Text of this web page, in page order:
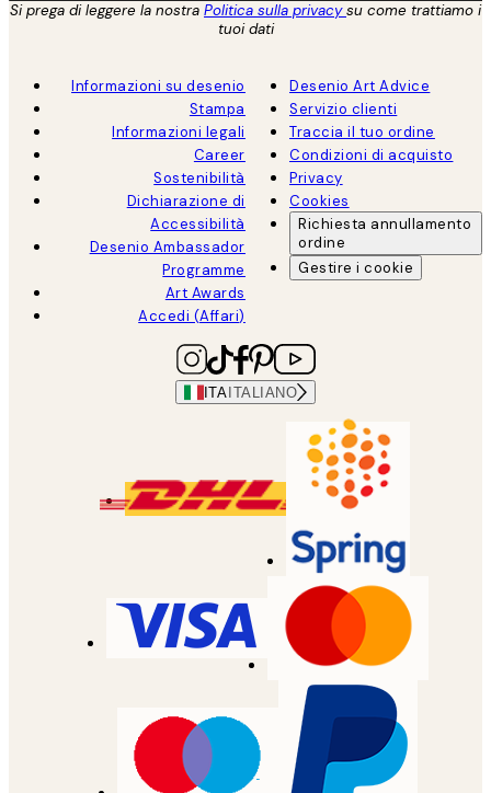
Si prega di leggere la nostra Politica sulla privacysu come trattiamo i
tuoi dati
Informazioni su desenio
Stampa
Informazioni legali
Career
Sostenibilità
Dichiarazione di
Accessibilità
Desenio Ambassador
Programme
Art Awards
Accedi (Affari)
Desenio Art Advice
Servizio clienti
Traccia il tuo ordine
Condizioni di acquisto
Privacy
Cookies
Richiesta annullamento
ordine
Gestire i cookie
ITA ITALIANO